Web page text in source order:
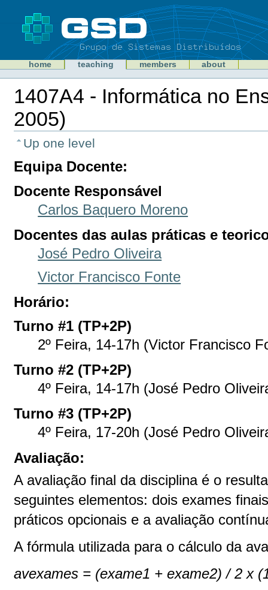
GSD home teaching members about
Personal
tools
1407A4 - Informática no
2005)
Document
Actions
Up one level
Equipa Docente:
Docente Responsável
Carlos Baquero Moreno
Docentes das aulas práticas e
José Pedro Oliveira
Victor Francisco Fonte
Horário:
Turno #1 (TP+2P)
2º Feira, 14-17h (Victor Francisco
Turno #2 (TP+2P)
4º Feira, 14-17h (José Pedro
Turno #3 (TP+2P)
4º Feira, 17-20h (José Pedro
Avaliação:
A avaliação final da disciplina é o
seguintes elementos: dois exames
práticos opcionais e a avaliação
A fórmula utilizada para o cálculo da
avexames = (exame1 + exame2) / 2 x